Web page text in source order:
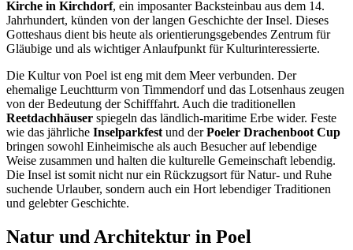
Kirche in Kirchdorf, ein imposanter Backsteinbau aus dem 14.
Jahrhundert, künden von der langen Geschichte der Insel. Dieses
Gotteshaus dient bis heute als orientierungsgebendes Zentrum für
Gläubige und als wichtiger Anlaufpunkt für Kulturinteressierte.
Die Kultur von Poel ist eng mit dem Meer verbunden. Der
ehemalige Leuchtturm von Timmendorf und das Lotsenhaus zeugen
von der Bedeutung der Schifffahrt. Auch die traditionellen
Reetdachhäuser spiegeln das ländlich-maritime Erbe wider. Feste
wie das jährliche Inselparkfest und derPoeler Drachenboot Cup
bringen sowohl Einheimische als auch Besucher auf lebendige
Weise zusammen und halten die kulturelle Gemeinschaft lebendig.
Die Insel ist somit nicht nur ein Rückzugsort für Natur- und Ruhe
suchende Urlauber, sondern auch ein Hort lebendiger Traditionen
und gelebter Geschichte.
Natur und Architektur in Poel